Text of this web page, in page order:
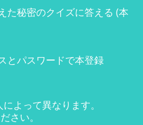
た秘密のクイズに答える (本
とパスワードで本登録
よって異なります。
さい。